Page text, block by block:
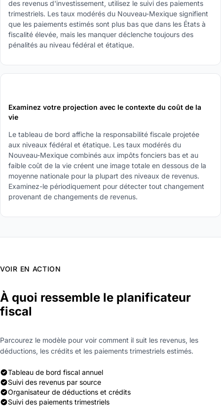
des revenus d'investissement, utilisez le suivi des paiements
trimestriels. Les taux modérés du Nouveau-Mexique signifient
que les paiements estimés sont plus bas que dans les États à
fiscalité élevée, mais les manquer déclenche toujours des
pénalités au niveau fédéral et étatique.
Examinez votre projection avec le contexte du coût de la
vie
Le tableau de bord affiche la responsabilité fiscale projetée
aux niveaux fédéral et étatique. Les taux modérés du
Nouveau-Mexique combinés aux impôts fonciers bas et au
faible coût de la vie créent une image totale en dessous de la
moyenne nationale pour la plupart des niveaux de revenus.
Examinez-le périodiquement pour détecter tout changement
provenant de changements de revenus.
VOIR EN ACTION
À quoi ressemble le planificateur
fiscal
Parcourez le modèle pour voir comment il suit les revenus, les
déductions, les crédits et les paiements trimestriels estimés.
Tableau de bord fiscal annuel
Suivi des revenus par source
Organisateur de déductions et crédits
Suivi des paiements trimestriels